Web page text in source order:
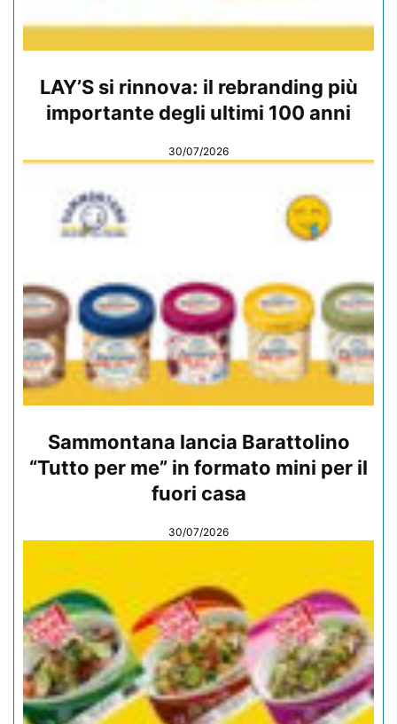
LAY’S si rinnova: il rebranding più
importante degli ultimi 100 anni
30/07/2026
Sammontana lancia Barattolino
“Tutto per me” in formato mini per il
fuori casa
30/07/2026